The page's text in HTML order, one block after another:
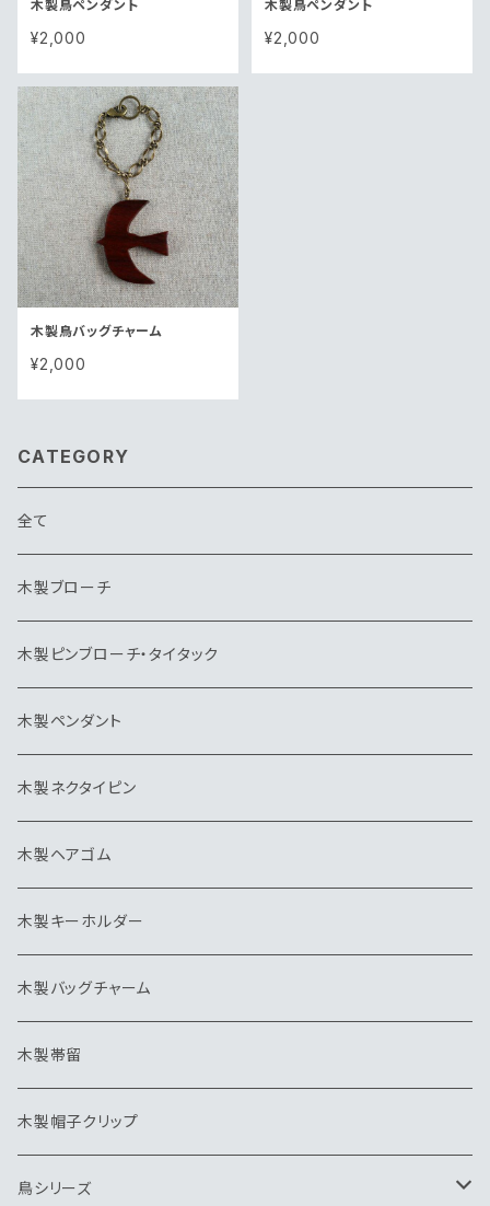
木製鳥ペンダント
¥2,000
木製鳥ペンダント
¥2,000
木製鳥バッグチャーム
¥2,000
CATEGORY
全て
木製ブローチ
木製ピンブローチ・タイタック
木製ペンダント
木製ネクタイピン
木製ヘアゴム
木製キーホルダー
木製バッグチャーム
木製帯留
木製帽子クリップ
鳥シリーズ